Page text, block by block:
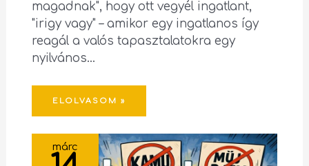
magadnak", hogy ott vegyél ingatlant,
"irigy vagy" – amikor egy ingatlanos így
reagál a valós tapasztalatokra egy
nyilvános…
ELOLVASOM »
márc